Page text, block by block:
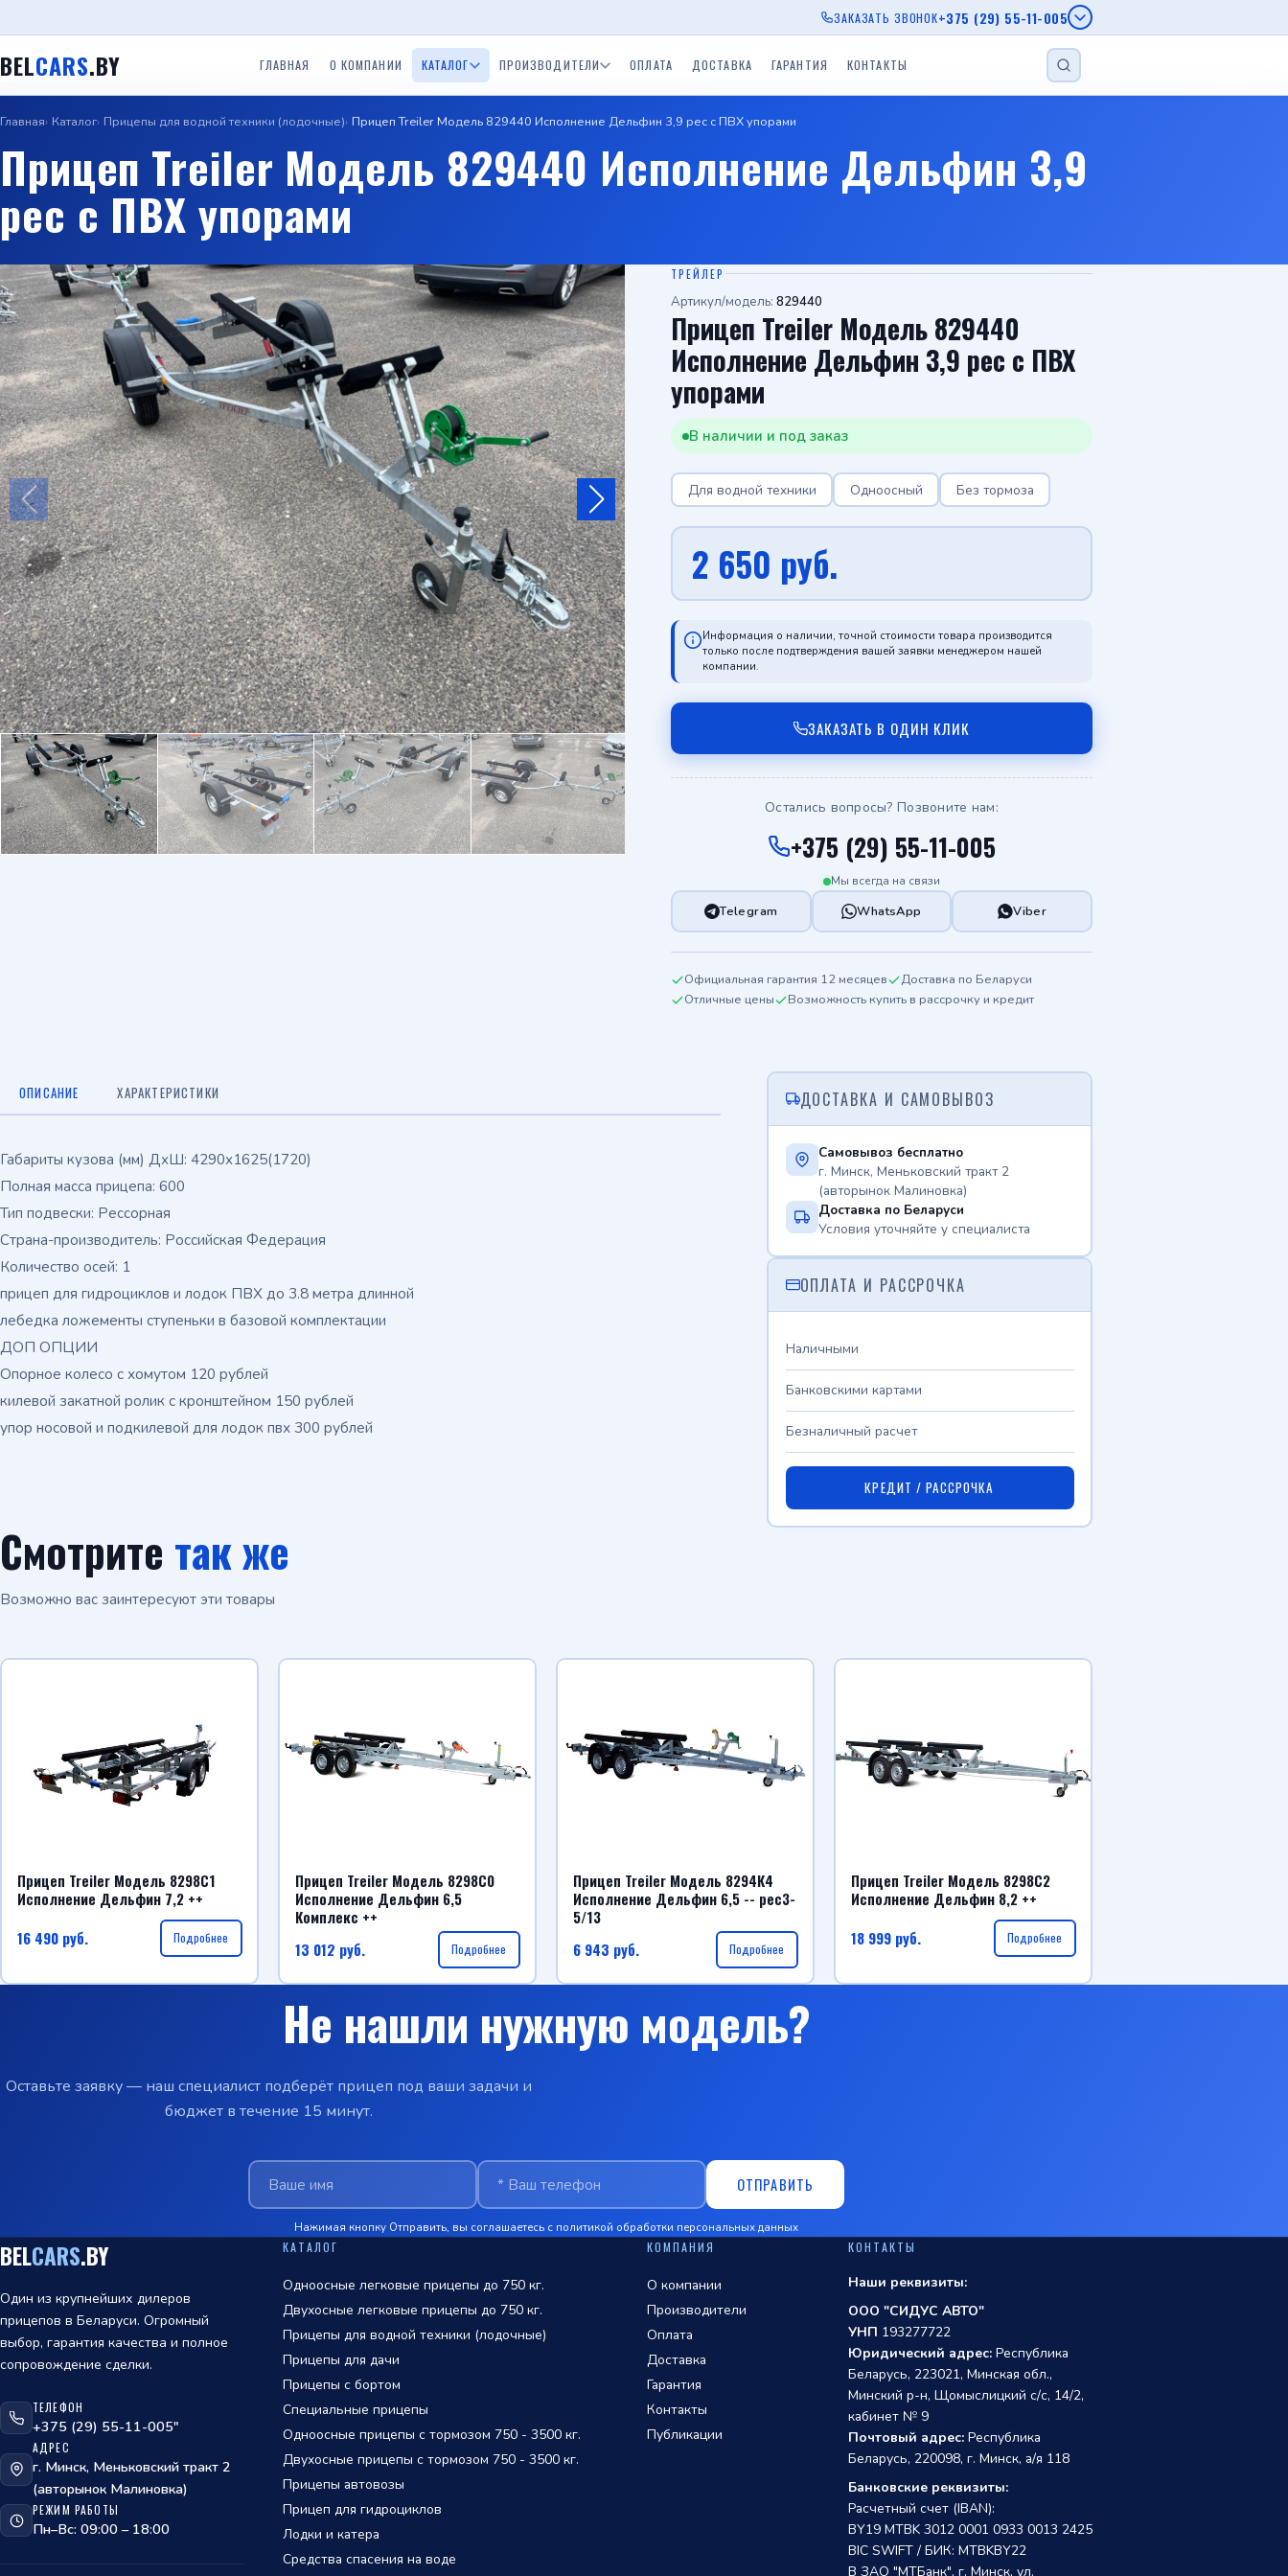
ЗАКАЗАТЬ ЗВОНОК+375 (29) 55-11-005
WhatsApp
BELCARS.BY ГЛАВНАЯ О КОМПАНИИ КАТАЛОГ
Одноосные легковые
прицепы до 750 кг.
Двухосные легковые
прицепы до 750 кг.
Прицепы для водной
техники (лодочные)
Прицепы с бортом
Двухосные прицепы с
Прицепы автовозы Прицеп для гидроциклов Лодки и катера
воде
ПРОИЗВОДИТЕЛИ
Прицепы Экспедиция
(Краснокамский РМЗ)
Прицепы Вектор (ЛАВ)
Прицепы Respo Прицепы Tiki
ОПЛАТА ДОСТАВКА ГАРАНТИЯ КОНТАКТЫ
Главная Каталог Прицепы для водной техники (лодочные) Прицеп Treiler Модель 829440 Исполнение Дельфин 3,9 рес с ПВХ упорами
Прицеп Treiler Модель 829440 Исполнение Дельфин 3,9
рес с ПВХ упорами
ТРЕЙЛЕР
Артикул/модель: 829440
Прицеп Treiler Модель 829440
Исполнение Дельфин 3,9 рес с ПВХ
упорами
В наличии и под заказ
Для водной техники Одноосный Без тормоза
2 650 руб.
Информация о наличии, точной стоимости товара производится
только после подтверждения вашей заявки менеджером нашей
компании.
ЗАКАЗАТЬ В ОДИН КЛИК
Остались вопросы? Позвоните нам:
+375 (29) 55-11-005
Мы всегда на связи
Telegram WhatsApp Viber
Официальная гарантия 12 месяцев
Доставка по Беларуси
Отличные цены
Возможность купить в рассрочку и кредит
ОПИСАНИЕ ХАРАКТЕРИСТИКИ
Габариты кузова (мм) ДхШ: 4290х1625(1720)
Полная масса прицепа: 600
Тип подвески: Рессорная
Страна-производитель: Российская Федерация
Количество осей: 1
прицеп для гидроциклов и лодок ПВХ до 3.8 метра длинной
лебедка ложементы ступеньки в базовой комплектации
ДОП ОПЦИИ
Опорное колесо с хомутом 120 рублей
килевой закатной ролик с кронштейном 150 рублей
упор носовой и подкилевой для лодок пвх 300 рублей
ДОСТАВКА И САМОВЫВОЗ
Самовывоз бесплатно
г. Минск, Меньковский тракт 2
(авторынок Малиновка)
Доставка по Беларуси
Условия уточняйте у специалиста
ОПЛАТА И РАССРОЧКА
Наличными
Банковскими картами
Безналичный расчет
КРЕДИТ / РАССРОЧКА
Смотрите так же
Возможно вас заинтересуют эти товары
Прицеп Treiler Модель 8298С1
Исполнение Дельфин 7,2 ++
16 490 руб. Подробнее
Прицеп Treiler Модель 8298С0
Исполнение Дельфин 6,5
Комплекс ++
13 012 руб. Подробнее
Прицеп Treiler Модель 8294К4
Исполнение Дельфин 6,5 -- рес3-
5/13
6 943 руб. Подробнее
Прицеп Treiler Модель 8298С2
Исполнение Дельфин 8,2 ++
18 999 руб. Подробнее
обработки персональных данных
Не нашли нужную модель?
Оставьте заявку — наш специалист подберёт прицеп под ваши задачи и
бюджет в течение 15 минут.
ОТПРАВИТЬ
Нажимая кнопку Отправить, вы соглашаетесь с политикой обработки персональных данных
BELCARS.BY
Один из крупнейших дилеров
прицепов в Беларуси. Огромный
выбор, гарантия качества и полное
сопровождение сделки.
ТЕЛЕФОН
+375 (29) 55-11-005"
АДРЕС
г. Минск, Меньковский тракт 2
(авторынок Малиновка)
РЕЖИМ РАБОТЫ
Пн–Вс: 09:00 – 18:00
КАТАЛОГ
Одноосные легковые прицепы до 750 кг.
Двухосные легковые прицепы до 750 кг.
Прицепы для водной техники (лодочные)
Прицепы для дачи
Прицепы с бортом
Специальные прицепы
Одноосные прицепы с тормозом 750 - 3500 кг.
Двухосные прицепы с тормозом 750 - 3500 кг.
Прицепы автовозы
Прицеп для гидроциклов
Лодки и катера
Средства спасения на воде
КОМПАНИЯ
О компании
Производители
Оплата
Доставка
Гарантия
Контакты
Публикации
КОНТАКТЫ
Наши реквизиты:
ООО "СИДУС АВТО"
УНП 193277722
Юридический адрес: Республика
Беларусь, 223021, Минская обл.,
Минский р-н, Щомыслицкий с/с, 14/2,
кабинет № 9
Почтовый адрес: Республика
Беларусь, 220098, г. Минск, а/я 118
Банковские реквизиты:
Расчетный счет (IBAN):
BY19 MTBK 3012 0001 0933 0013 2425
BIC SWIFT / БИК: MTBKBY22
В ЗАО "МТБанк", г. Минск, ул.